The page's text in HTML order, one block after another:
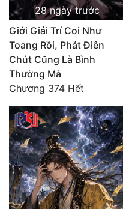
28 ngày trước
Giới Giải Trí Coi Như
Toang Rồi, Phát Điên
Chút Cũng Là Bình
Thường Mà
Chương 374 Hết